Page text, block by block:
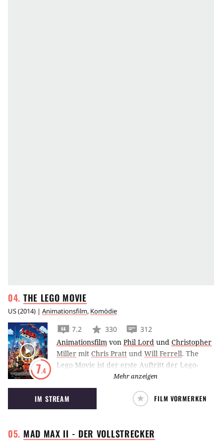
THE LEGO MOVIE
US(2014) | Animationsfilm, Komödie
7.4
7.2 330
312
Animationsfilm von Phil Lord und Christopher
Miller mit Chris Pratt und Will Ferrell. The
Lego Movie ist der erste Auftritt der Lego-
Figuren in Spielfilmlänge. Das
Animationsabenteuer erzählt die Geschichte
einer einfachen Figur, die aufgrund eines
Missverständnisses über sich hinauswachsen
Mehr anzeigen
IM STREAM FILM VORMERKEN
MAD MAX II - DER VOLLSTRECKER